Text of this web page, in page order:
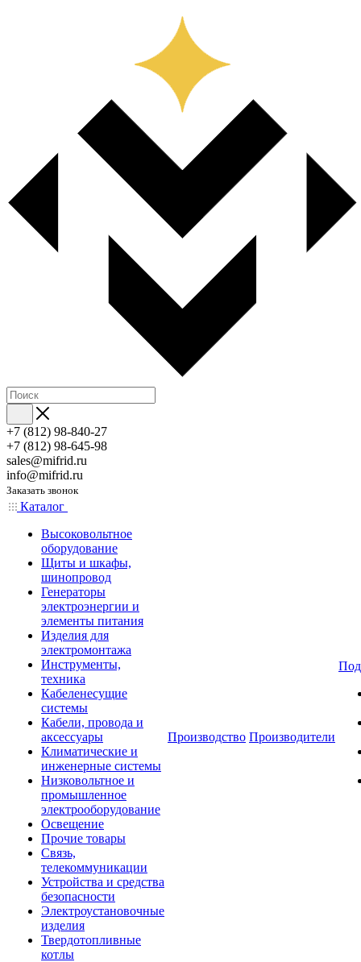
+7 (812) 98-840-27
+7 (812) 98-645-98
sales@mifrid.ru
info@mifrid.ru
Заказать звонок
Каталог
Высоковольтное
оборудование
Щиты и шкафы,
шинопровод
Генераторы
электроэнергии и
элементы питания
Изделия для
электромонтажа
Инструменты,
техника
Кабеленесущие
системы
Кабели, провода и
аксессуары
Климатические и
инженерные системы
Низковольтное и
промышленное
электрооборудование
Освещение
Прочие товары
Связь,
телекоммуникации
Устройства и средства
безопасности
Электроустановочные
изделия
Твердотопливные
котлы
Производство Производители